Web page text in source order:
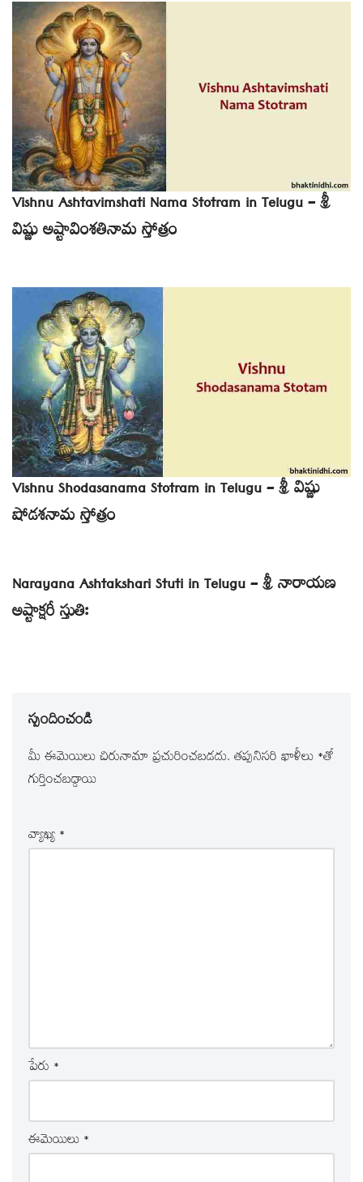
Vishnu Ashtavimshati Nama Stotram in Telugu – శ్రీ
విష్ణు అష్టావింశతినామ స్తోత్రం
Vishnu Shodasanama Stotram in Telugu – శ్రీ విష్ణు
షోడశనామ స్తోత్రం
Narayana Ashtakshari Stuti in Telugu – శ్రీ నారాయణ
అష్టాక్షరీ స్తుతిః
స్పందించండి
మీ ఈమెయిలు చిరునామా ప్రచురించబడదు. తప్పనిసరి ఖాళీలు *‌తో
గుర్తించబడ్డాయి
వ్యాఖ్య *
పేరు *
ఈమెయిలు *